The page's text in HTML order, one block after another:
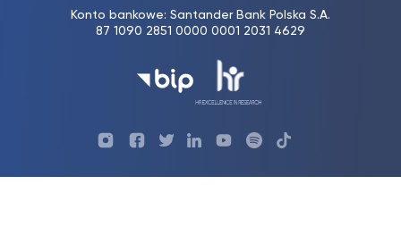
Konto bankowe: Santander Bank Polska S.A.
87 1090 2851 0000 0001 2031 4629
Profil ProfilProfilProfil UKSWProfilUKSW